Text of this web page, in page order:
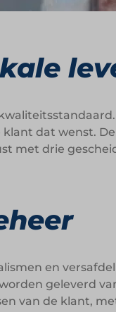
dat wenst.
met drie
en
geleverd
van de klant,